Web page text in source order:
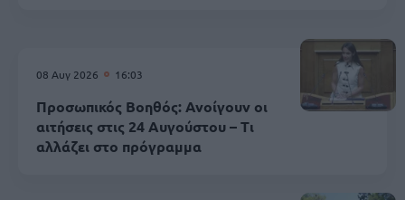
08 Αυγ 2026 16:03
Προσωπικός Βοηθός: Ανοίγουν οι
αιτήσεις στις 24 Αυγούστου – Τι
αλλάζει στο πρόγραμμα